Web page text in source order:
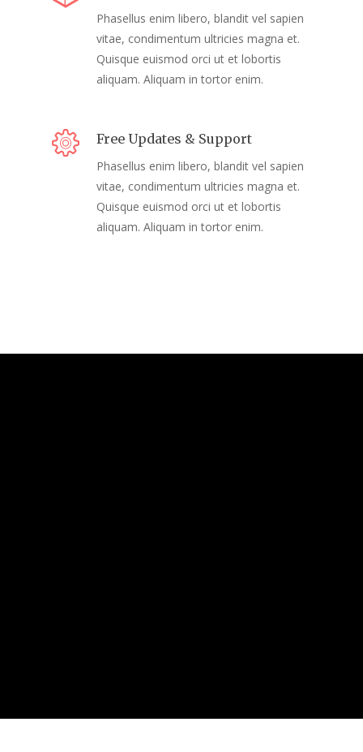
Phasellus enim libero, blandit vel sapien
vitae, condimentum ultricies magna et.
Quisque euismod orci ut et lobortis
aliquam. Aliquam in tortor enim.
Free Updates & Support
Phasellus enim libero, blandit vel sapien
vitae, condimentum ultricies magna et.
Quisque euismod orci ut et lobortis
aliquam. Aliquam in tortor enim.